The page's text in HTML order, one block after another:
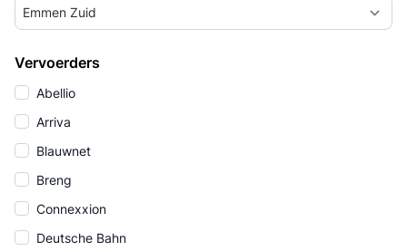
Emmen Zuid
Vervoerders
Abellio
Arriva
Blauwnet
Breng
Connexxion
Deutsche Bahn